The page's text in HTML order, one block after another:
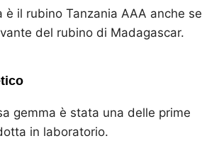
il rubino Tanzania AAA anche se
del rubino di Madagascar.
gemma è stata una delle prime
in laboratorio.